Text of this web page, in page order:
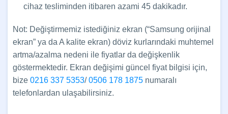
cihaz tesliminden itibaren azami 45 dakikadır.
Not: Değiştirmemiz istediğiniz ekran (“Samsung orijinal
ekran” ya da A kalite ekran) döviz kurlarındaki muhtemel
artma/azalma nedeni ile fiyatlar da değişkenlik
göstermektedir. Ekran değişimi güncel fiyat bilgisi için,
bize 0216 337 5353/0506 178 1875 numaralı
telefonlardan ulaşabilirsiniz.